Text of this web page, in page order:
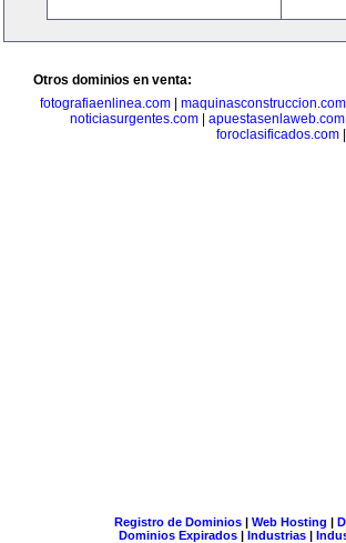
Otros dominios en venta:
fotografiaenlinea.com
maquinasconstruccion.com
noticiasurgentes.com| apuestasenlaweb.com
foroclasificados.com|
Registro de Dominios| Web Hosting |
Dominios Expirados | Industrias |